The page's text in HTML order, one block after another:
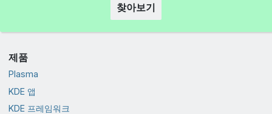
찾아보기
제품
Plasma
KDE 앱
KDE 프레임워크